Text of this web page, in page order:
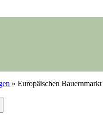
» Europäischen Bauernmarkt